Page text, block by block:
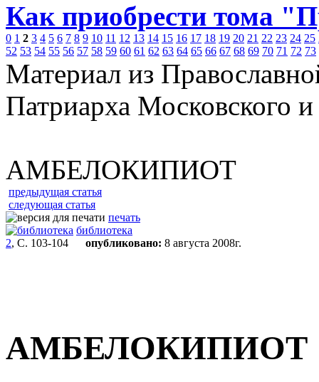
Как приобрести тома
0 1 2 3 4 5 6 7 8 9 10 11 12 13 14 15 16 17 18 19 20 21 22 23 24 25
52 53 54 55 56 57 58 59 60 61 62 63 64 65 66 67 68 69 70 71 72 73
Материал из
Патриарха Московского
АМБЕЛОКИПИОТ
предыдущая статья
следующая статья
печать
библиотека
2, С. 103-104 опубликовано: 8 августа 2008г.
АМБЕЛОКИПИОТ